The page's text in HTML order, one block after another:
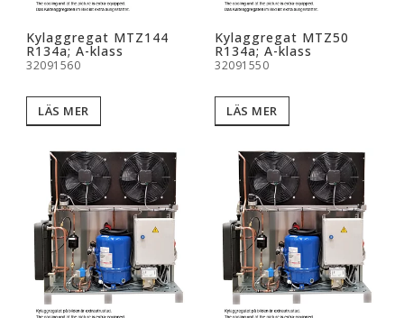
Kylaggregat MTZ144
R134a; A-klass
32091560
LÄS MER
Kylaggregat MTZ50
R134a; A-klass
32091550
LÄS MER